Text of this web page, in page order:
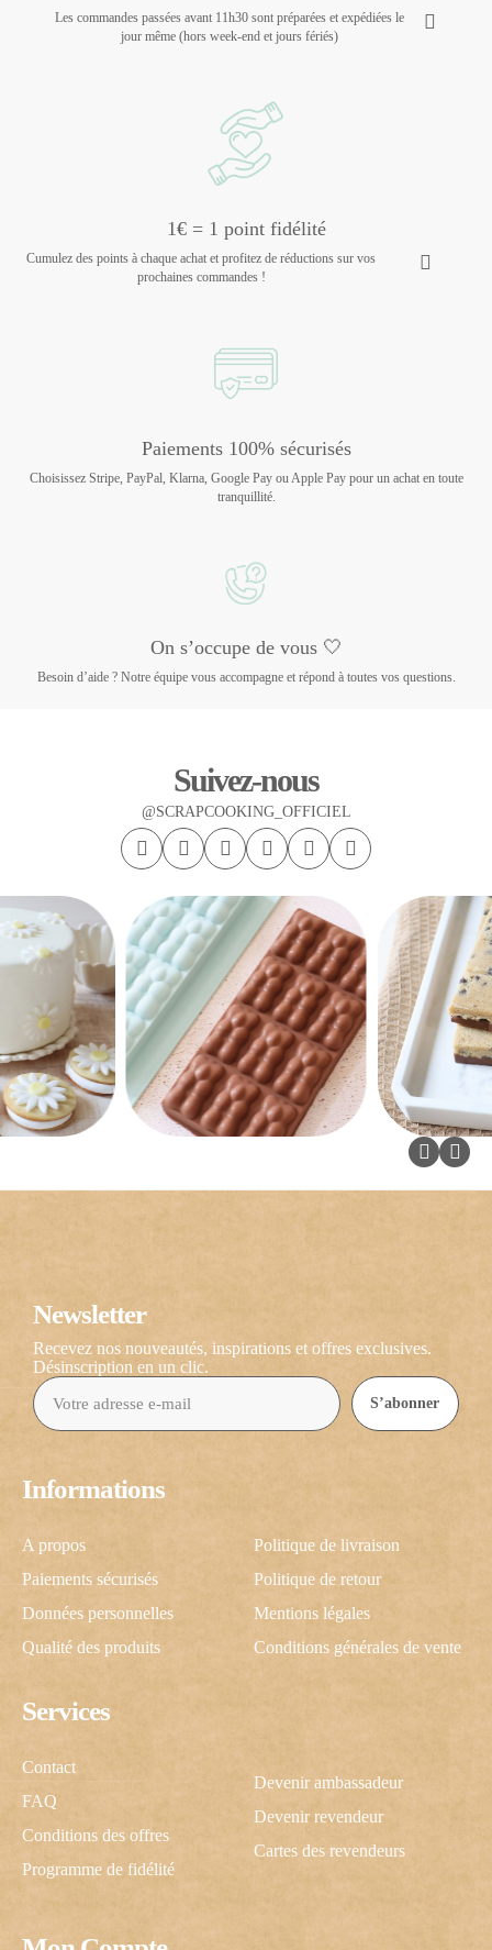
Les commandes passées avant 11h30 sont préparées et expédiées le
jour même (hors week-end et jours fériés)
1€ = 1 point fidélité
Cumulez des points à chaque achat et profitez de réductions sur vos
prochaines commandes !
Paiements 100% sécurisés
Choisissez Stripe, PayPal, Klarna, Google Pay ou Apple Pay pour un achat en toute
tranquillité.
On s’occupe de vous 🤍
Besoin d’aide ? Notre équipe vous accompagne et répond à toutes vos questions.
Suivez-nous
@SCRAPCOOKING_OFFICIEL
Services
Contact
FAQ
Conditions des offres
Programme de fidélité
Devenir ambassadeur
Devenir revendeur
Cartes des revendeurs
Informations
A propos
Paiements sécurisés
Données personnelles
Qualité des produits
Politique de livraison
Politique de retour
Mentions légales
Conditions générales de vente
Newsletter
Recevez nos nouveautés, inspirations et offres exclusives.
Désinscription en un clic.
S’abonner